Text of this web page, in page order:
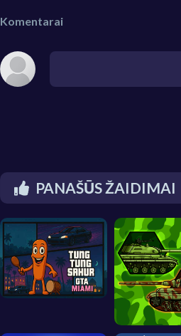
Komentarai
PANAŠŪS ŽAIDIMAI